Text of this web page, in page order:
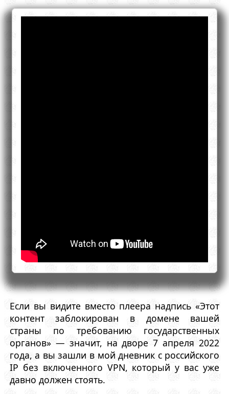
Если вы видите вместо плеера надпись «Этот
контент заблокирован в домене вашей
страны по требованию государственных
органов» — значит, на дворе 7 апреля 2022
года, а вы зашли в мой дневник с российского
IP без включенного VPN, который у вас уже
давно должен стоять.